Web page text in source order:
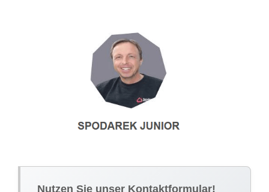
Nutzen Sie unser Kontaktformular!